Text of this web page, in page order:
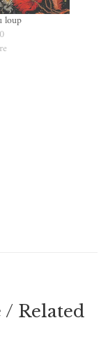
loup
/ Related